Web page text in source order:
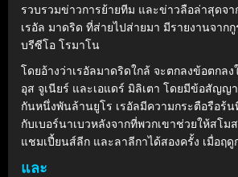
รวบรวมข่าวการย้ายทีม และข่าวลือล่าสุดจ
เรอัล มาดริด ที่ส่ายไปส่ายมา มีรายงานจาก
บรีซีโอ โรมาโน
โดยอ้างว่าเรอัลมาดริดใกล้ จะตกลงข้อตกล
อุส จูเนียร์ และเอแดร์ มิลิเตา โดยมีข้อสัญญ
กันหนึ่งพันล้านยูโร เรอัลมีความกระตือรือร้
กับเบอร์นาเบวหลังจากที่พวกเขาช่วยให้สโม
แชมเปี้ยนส์ลีก และลาลีกาได้สองครั้ง เมื่อฤ
และ